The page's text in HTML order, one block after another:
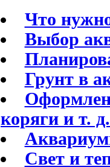
Что
Выбор
Грунт в
коряги и т. д.
Свет и